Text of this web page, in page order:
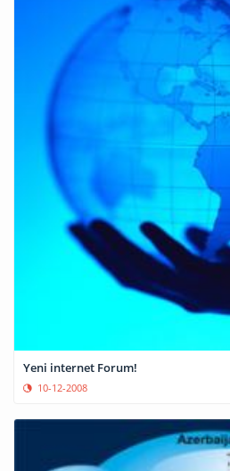
Yeni internet Forum!
10-12-2008